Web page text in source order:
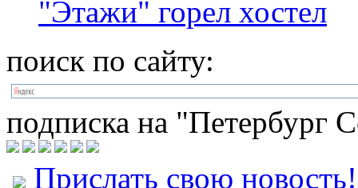
"Этажи" горел хостел
поиск по сайту:
подписка на "Петербург
Прислать свою новость!